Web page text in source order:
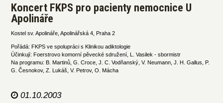
Koncert FKPS pro pacienty nemocnice U
Apolináře
Kostel sv. Apolináře, Apolinářská 4, Praha 2
Pořádá: FKPS ve spolupráci s Klinikou adiktologie
Účinkují: Foerstrovo komorní pěvecké sdružení, L. Vasilek - sbormistr
Na programu: B. Martinů, G. Croce, J. C. Vodňanský, V. Neumann, J. H. Gallus, P.
G. Česnokov, Z. Lukáš, V. Petrov, O. Mácha
01.10.2003